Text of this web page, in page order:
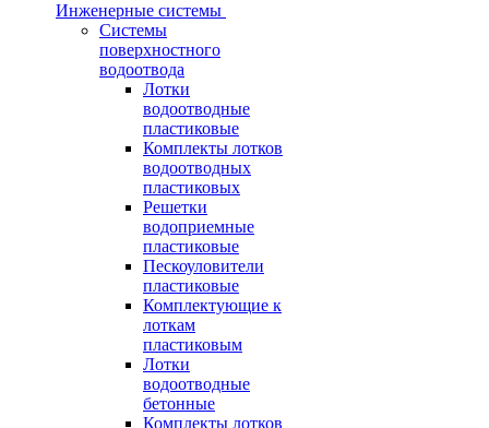
Инженерные системы
Системы
поверхностного
водоотвода
Лотки
водоотводные
пластиковые
Комплекты лотков
водоотводных
пластиковых
Решетки
водоприемные
пластиковые
Пескоуловители
пластиковые
Комплектующие к
лоткам
пластиковым
Лотки
водоотводные
бетонные
Комплекты лотков